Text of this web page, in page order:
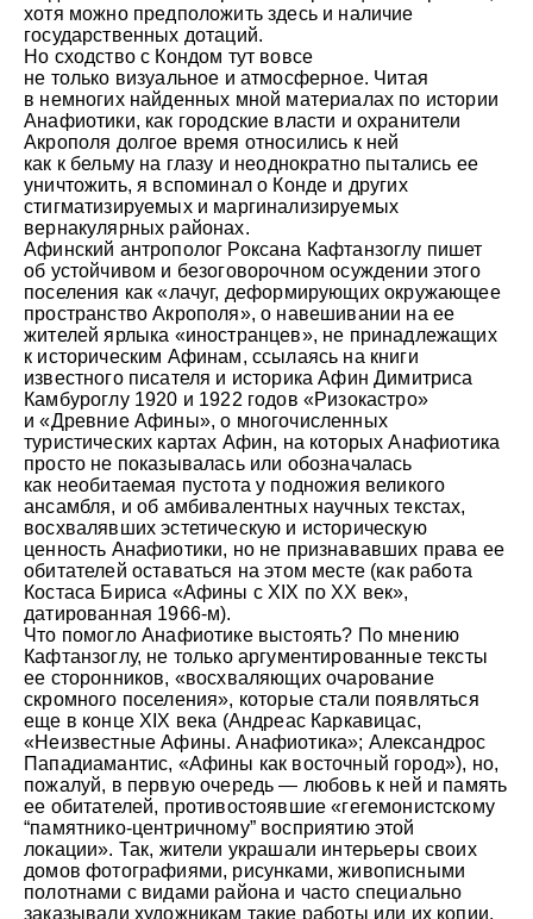
© Андрей Иванов
© Андрей Иванов
хотя можно предположить здесь и наличие
государственных дотаций.
Но сходство с Кондом тут вовсе
не только визуальное и атмосферное. Читая
в немногих найденных мной материалах по истории
Анафиотики, как городские власти и охранители
Акрополя долгое время относились к ней
как к бельму на глазу и неоднократно пытались ее
уничтожить, я вспоминал о Конде и других
стигматизируемых и маргинализируемых
вернакулярных районах.
Афинский антрополог Роксана Кафтанзоглу пишет
об устойчивом и безоговорочном осуждении этого
поселения как «лачуг, деформирующих окружающее
пространство Акрополя», о навешивании на ее
жителей ярлыка «иностранцев», не принадлежащих
к историческим Афинам, ссылаясь на книги
известного писателя и историка Афин Димитриса
Камбуроглу 1920 и 1922 годов «Ризокастро»
и «Древние Афины», о многочисленных
туристических картах Афин, на которых Анафиотика
просто не показывалась или обозначалась
как необитаемая пустота у подножия великого
ансамбля, и об амбивалентных научных текстах,
восхвалявших эстетическую и историческую
ценность Анафиотики, но не признававших права ее
обитателей оставаться на этом месте (как работа
Костаса Бириса «Афины с XIX по XX век»,
датированная 1966-м).
Что помогло Анафиотике выстоять? По мнению
Кафтанзоглу, не только аргументированные тексты
ее сторонников, «восхваляющих очарование
скромного поселения», которые стали появляться
еще в конце XIX века (Андреас Каркавицас,
«Неизвестные Афины. Анафиотика»; Александрос
Пападиамантис, «Афины как восточный город»), но,
пожалуй, в первую очередь — любовь к ней и память
ее обитателей, противостоявшие «гегемонистскому
“памятнико-центричному” восприятию этой
локации». Так, жители украшали интерьеры своих
домов фотографиями, рисунками, живописными
полотнами с видами района и часто специально
заказывали художникам такие работы или их копии.